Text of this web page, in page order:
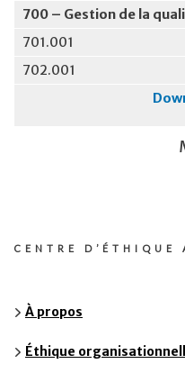
700 – Gestion de la
701.001
702.001
CENTRE D’ÉTHIQUE
À propos
Éthique